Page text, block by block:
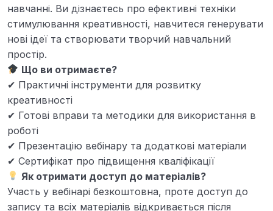
навчанні. Ви дізнаєтесь про ефективні техніки
стимулювання креативності, навчитеся генерувати
нові ідеї та створювати творчий навчальний
простір.
Що ви отримаєте?
✔ Практичні інструменти для розвитку
креативності
✔ Готові вправи та методики для використання в
роботі
✔ Презентацію вебінару та додаткові матеріали
✔ Сертифікат про підвищення кваліфікації
Як отримати доступ до матеріалів?
Участь у вебінарі безкоштовна, проте доступ до
запису та всіх матеріалів відкривається після